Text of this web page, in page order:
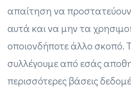
απαίτηση να
αυτά και να μην τα
οποιονδήποτε άλλο σκοπό.
συλλέγουμε από εσάς
περισσότερες βάσεις